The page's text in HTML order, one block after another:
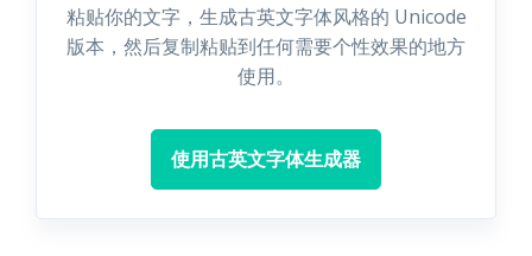
粘贴你的文字，生成古英文字体风格的 Unicode
版本，然后复制粘贴到任何需要个性效果的地方
使用。
使用古英文字体生成器